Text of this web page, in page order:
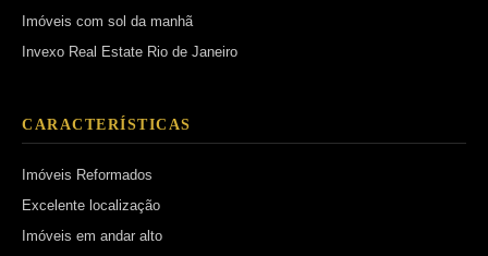
Imóveis com sol da manhã
Invexo Real Estate Rio de Janeiro
CARACTERÍSTICAS
Imóveis Reformados
Excelente localização
Imóveis em andar alto